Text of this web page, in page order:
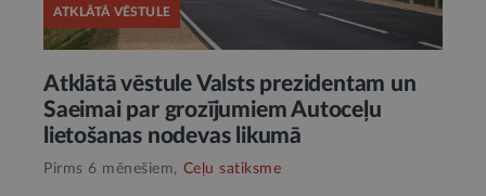
ATKLĀTĀ VĒSTULE
Atklātā vēstule Valsts prezidentam un
Saeimai par grozījumiem Autoceļu
lietošanas nodevas likumā
Pirms 6 mēnešiem, Ceļu satiksme